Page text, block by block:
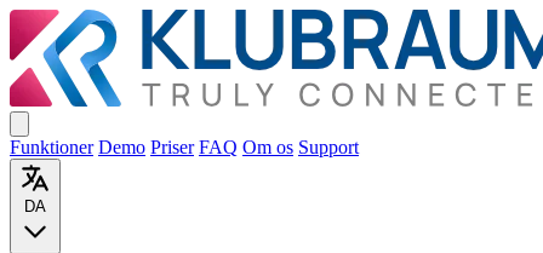
Funktioner Demo Priser FAQ Om os Support
DA